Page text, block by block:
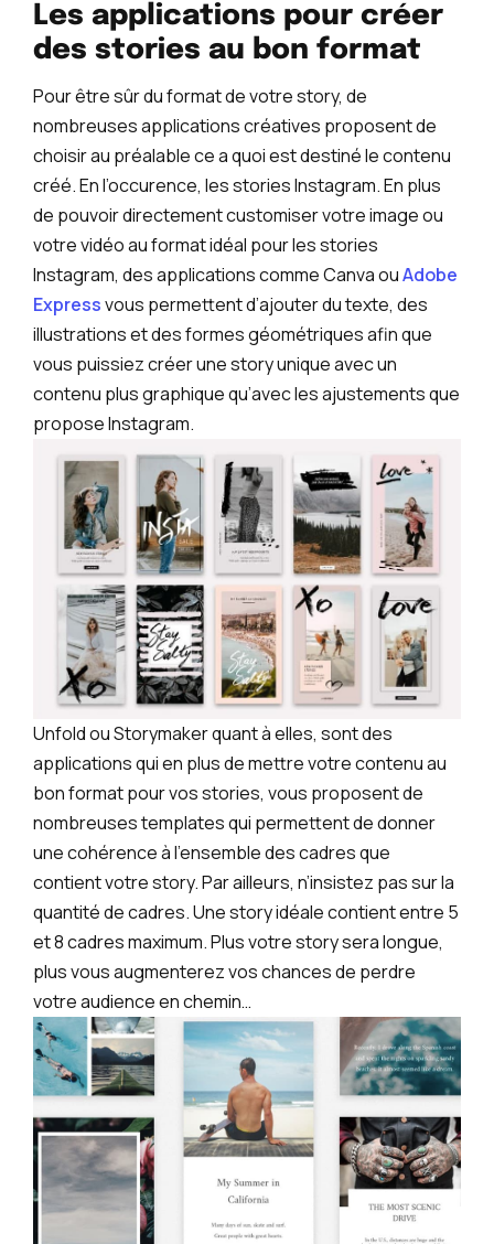
Les applications pour créer
des stories au bon format
Pour être sûr du format de votre story, de
nombreuses applications créatives proposent de
choisir au préalable ce a quoi est destiné le contenu
créé. En l’occurence, les stories Instagram. En plus
de pouvoir directement customiser votre image ou
votre vidéo au format idéal pour les stories
Instagram, des applications comme Canva ouAdobe
Expressvous permettent d’ajouter du texte, des
illustrations et des formes géométriques afin que
vous puissiez créer une story unique avec un
contenu plus graphique qu’avec les ajustements que
propose Instagram.
Unfold ou Storymaker quant à elles, sont des
applications qui en plus de mettre votre contenu au
bon format pour vos stories, vous proposent de
nombreuses templates qui permettent de donner
une cohérence à l’ensemble des cadres que
contient votre story. Par ailleurs, n’insistez pas sur la
quantité de cadres. Une story idéale contient entre 5
et 8 cadres maximum. Plus votre story sera longue,
plus vous augmenterez vos chances de perdre
votre audience en chemin…